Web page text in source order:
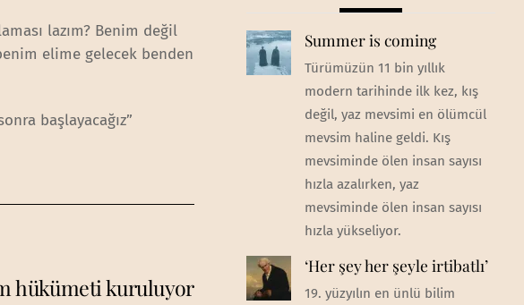
lazım? Benim değil
elime gelecek benden
başlayacağız”
hükümeti kuruluyor
Summer is coming
Türümüzün 11 bin yıllık
modern tarihinde ilk kez, kış
değil, yaz mevsimi en ölümcül
mevsim haline geldi. Kış
mevsiminde ölen insan sayısı
hızla azalırken, yaz
mevsiminde ölen insan sayısı
hızla yükseliyor.
‘Her şey her şeyle irtibatlı’
19. yüzyılın en ünlü bilim